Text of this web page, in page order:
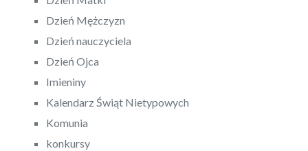
Dzień Mężczyzn
Dzień nauczyciela
Dzień Ojca
Imieniny
Kalendarz Świąt Nietypowych
Komunia
konkursy